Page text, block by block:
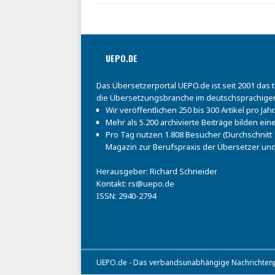
UEPO.DE
Das Übersetzerportal UEPO.de ist seit 2001
die Übersetzungsbranche im
Wir veröffentlichen 250 bis 300 Artikel pro Jahr.
Mehr als 5.200 archivierte Beiträge bilden
Pro Tag nutzen 1.808 Besucher
Magazin zur Berufspraxis der Übersetzer
Herausgeber: Richard Schneider
Kontakt: rs@uepo.de
ISSN: 2940-2794
UEPO.de - Das verbandsunabhängige